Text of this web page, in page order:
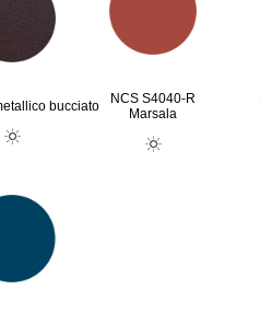
bucciato
NCS S4040-R
Marsala